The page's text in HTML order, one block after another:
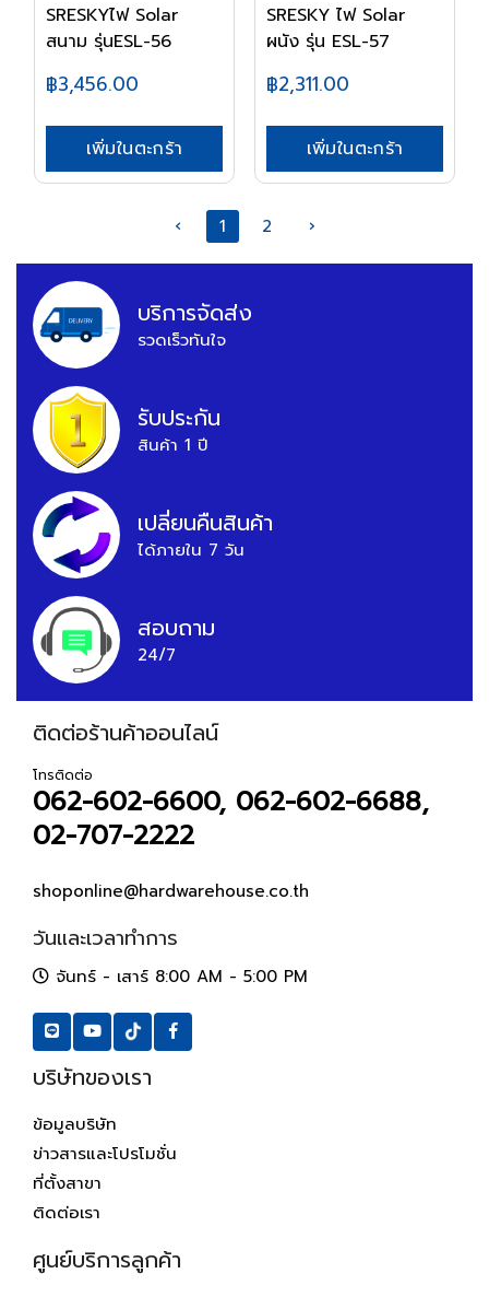
SRESKYไฟ Solar
สนาม รุ่นESL-56
฿3,456.00
เพิ่มในตะกร้า
SRESKY ไฟ Solar
ผนัง รุ่น ESL-57
฿2,311.00
เพิ่มในตะกร้า
‹ 1 2 ›
บริการจัดส่ง
รวดเร็วทันใจ
รับประกัน
สินค้า 1 ปี
เปลี่ยนคืนสินค้า
ได้ภายใน 7 วัน
สอบถาม
24/7
ติดต่อร้านค้าออนไลน์
โทรติดต่อ
062-602-6600, 062-602-6688,
02-707-2222
shoponline@hardwarehouse.co.th
วันและเวลาทำการ
จันทร์ - เสาร์ 8:00 AM - 5:00 PM
บริษัทของเรา
ข้อมูลบริษัท
ข่าวสารและโปรโมชั่น
ที่ตั้งสาขา
ติดต่อเรา
ศูนย์บริการลูกค้า